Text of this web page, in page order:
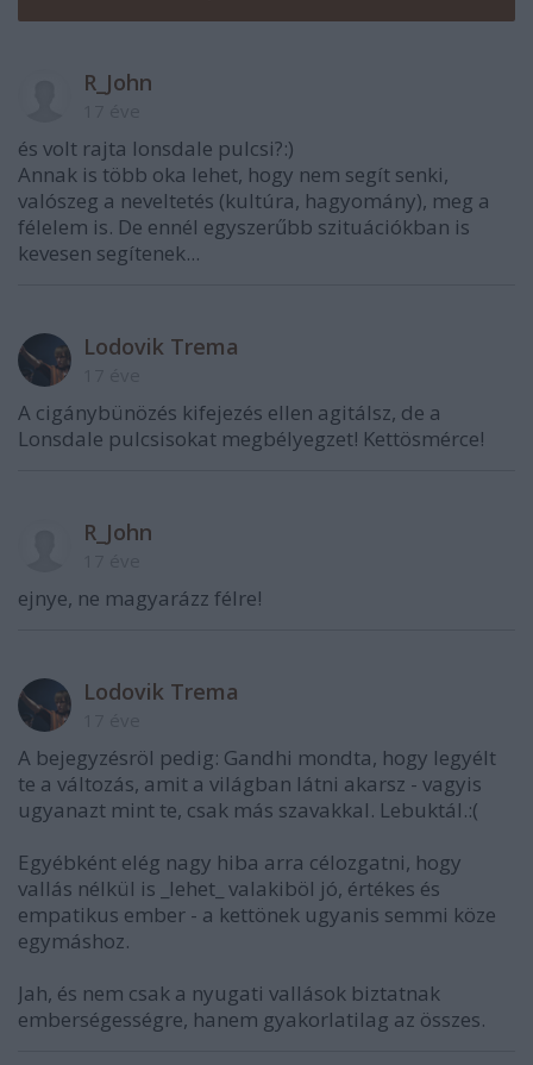
R_John
és volt rajta lonsdale pulcsi?:)
Annak is több oka lehet, hogy nem segít senki,
valószeg a neveltetés (kultúra, hagyomány), meg a
félelem is. De ennél egyszerűbb szituációkban is
kevesen segítenek...
Lodovik Trema
A cigánybünözés kifejezés ellen agitálsz, de a
Lonsdale pulcsisokat megbélyegzet! Kettösmérce!
R_John
ejnye, ne magyarázz félre!
Lodovik Trema
A bejegyzésröl pedig: Gandhi mondta, hogy legyélt
te a változás, amit a világban látni akarsz - vagyis
ugyanazt mint te, csak más szavakkal. Lebuktál.:(
Egyébként elég nagy hiba arra célozgatni, hogy
vallás nélkül is _lehet_ valakiböl jó, értékes és
empatikus ember - a kettönek ugyanis semmi köze
egymáshoz.
Jah, és nem csak a nyugati vallások biztatnak
emberségességre, hanem gyakorlatilag az összes.